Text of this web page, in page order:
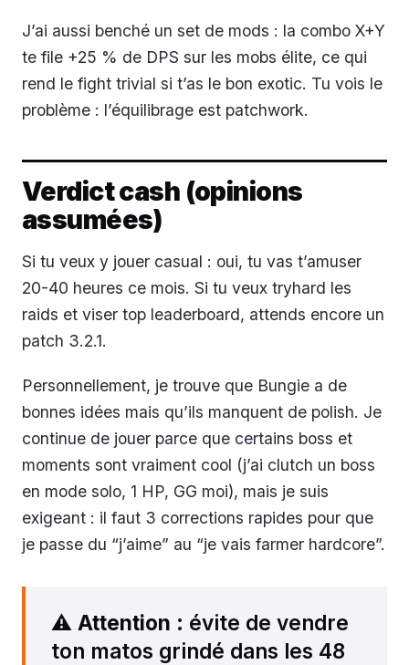
J’ai aussi benché un set de mods : la combo X+Y
te file +25 % de DPS sur les mobs élite, ce qui
rend le fight trivial si t’as le bon exotic. Tu vois le
problème : l’équilibrage est patchwork.
Verdict cash (opinions
assumées)
Si tu veux y jouer casual : oui, tu vas t’amuser
20-40 heures ce mois. Si tu veux tryhard les
raids et viser top leaderboard, attends encore un
patch 3.2.1.
Personnellement, je trouve que Bungie a de
bonnes idées mais qu’ils manquent de polish. Je
continue de jouer parce que certains boss et
moments sont vraiment cool (j’ai clutch un boss
en mode solo, 1 HP, GG moi), mais je suis
exigeant : il faut 3 corrections rapides pour que
je passe du “j’aime” au “je vais farmer hardcore”.
⚠️ Attention : évite de vendre
ton matos grindé dans les 48